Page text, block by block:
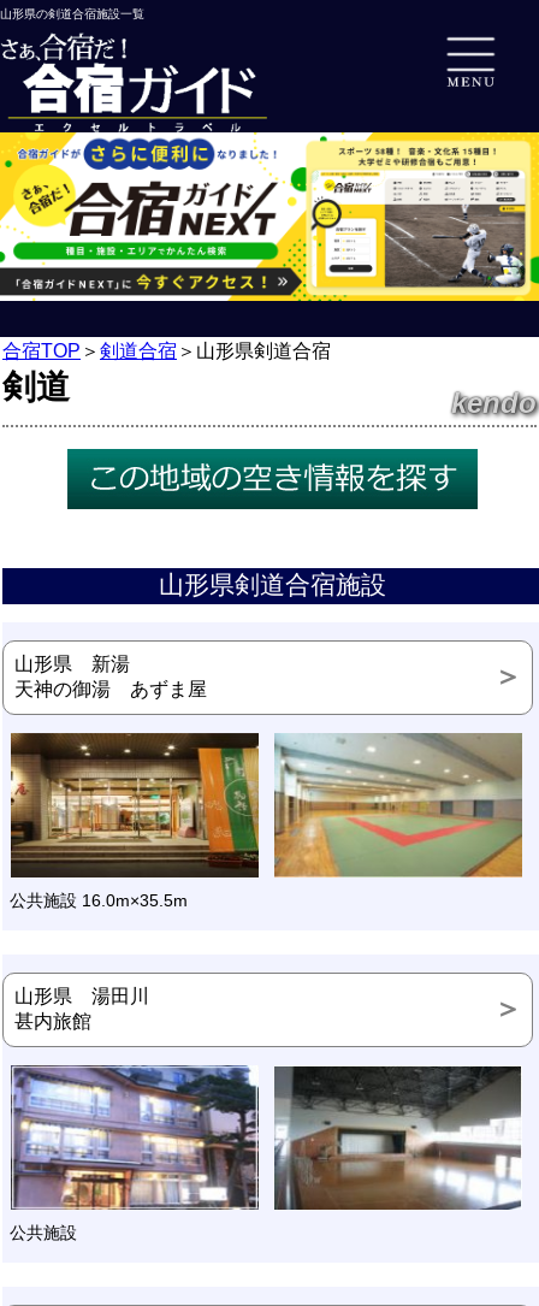
山形県の剣道合宿施設一覧
合宿TOP ＞ 剣道合宿 ＞ 山形県剣道合宿
剣道 kendo
山形県剣道合宿施設
山形県 新湯
天神の御湯 あずま屋
公共施設 16.0m×35.5m
山形県 湯田川
甚内旅館
公共施設